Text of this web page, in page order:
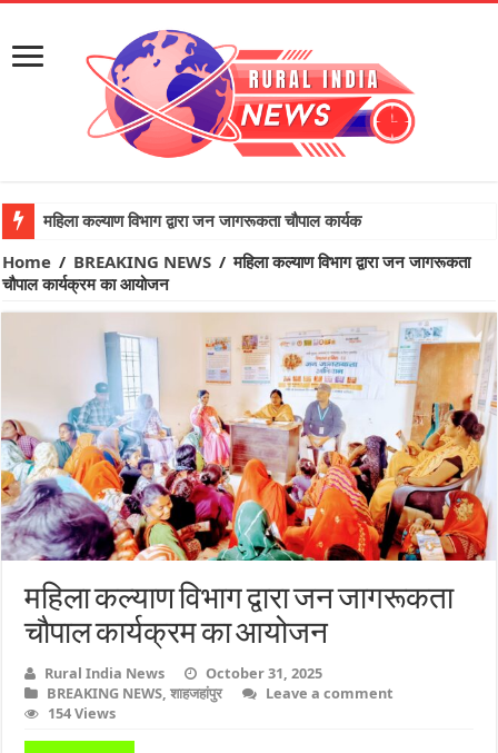
महिला कल्याण विभाग द्वारा जन जागरूकता चौपाल कार्यक्रम का आयोजन
Home / BREAKING NEWS / महिला कल्याण विभाग द्वारा जन जागरूकता
चौपाल कार्यक्रम का आयोजन
महिला कल्याण विभाग द्वारा जन जागरूकता
चौपाल कार्यक्रम का आयोजन
Rural India News
October 31, 2025
BREAKING NEWS,शाहजहांपुर
Leave a comment
154 Views